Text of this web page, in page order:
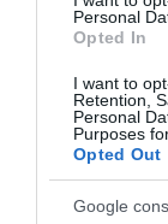
Personal
Opted In
I want to
Retention,
Personal
Purposes
Opted Out
Google
A pár a
„Igen jól
jobban
emlékeket.
éveket, a sok
szeretnénk
megőrizni